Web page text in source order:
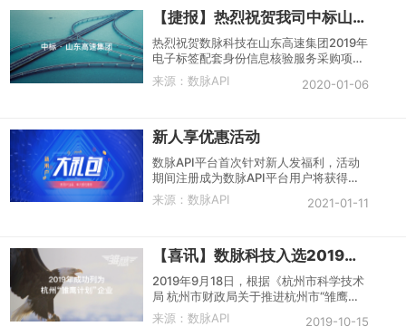
2020年5月底更新完毕。
【捷报】热烈祝贺我司中标山东高速集团身份核验项目
热烈祝贺数脉科技在山东高速集团2019年
电子标签配套身份信息核验服务采购项目
中，以良好的企业信誉、强大的技术保障
实力脱颖而出，于1月7日成功中标。
来源：数脉API 2020-01-06
新人享优惠活动
数脉API平台首次针对新人发福利，活动
期间注册成为数脉API平台用户将获得优
惠券。新用户购买数脉API接口产品首选
的优惠活动。
来源：数脉API 2021-01-11
【喜讯】数脉科技入选2019年杭州市“雏鹰计划”
2019年9月18日，根据《杭州市科学技术
局 杭州市财政局关于推进杭州市“雏鹰计
划”企业培育工程的实施意见》有关规
定，经研究决定，公示拟认定816家企业
来源：数脉API 2019-10-15